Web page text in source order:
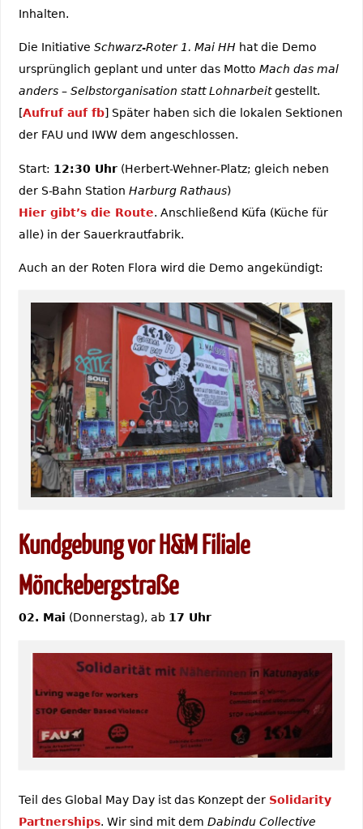
Inhalten.
Die Initiative Schwarz-Roter 1. Mai HH hat die Demo
ursprünglich geplant und unter das Motto Mach das mal
anders – Selbstorganisation statt Lohnarbeitgestellt.
[Aufruf auf fb] Später haben sich die lokalen Sektionen
der FAU und IWW dem angeschlossen.
Start: 12:30 Uhr(Herbert-Wehner-Platz; gleich neben
der S-Bahn Station Harburg Rathaus)
Hier gibt’s die Route. Anschließend Küfa (Küche für
alle) in der Sauerkrautfabrik.
Auch an der Roten Flora wird die Demo angekündigt:
Kundgebung vor H&M Filiale
Mönckebergstraße
02. Mai (Donnerstag), ab 17 Uhr
Teil des Global May Day ist das Konzept der Solidarity
Partnerships. Wir sind mit dem Dabindu Collective